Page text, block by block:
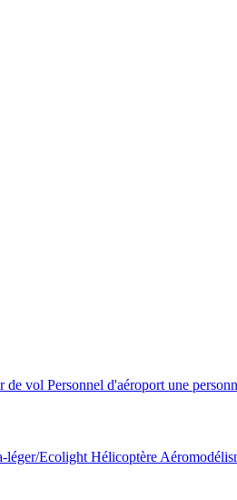
de vol Personnel d'aéroport une
léger/Ecolight Hélicoptère